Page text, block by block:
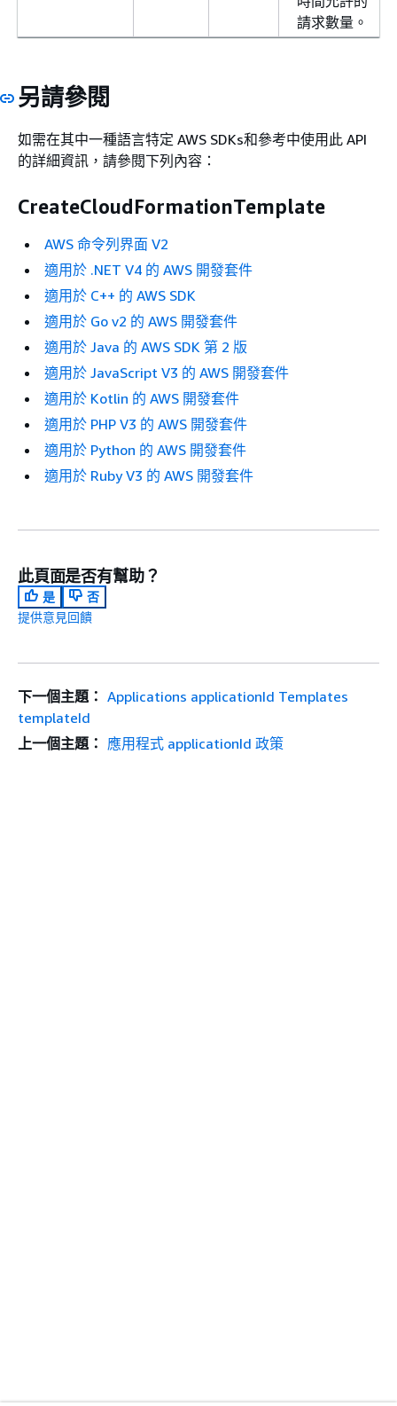
請求數量。
另請參閱
如需在其中一種語言特定 AWS SDKs和參考中使用此 API
的詳細資訊，請參閱下列內容：
CreateCloudFormationTemplate
AWS 命令列界面 V2
適用於 .NET V4 的 AWS 開發套件
適用於 C++ 的 AWS SDK
適用於 Go v2 的 AWS 開發套件
適用於 Java 的 AWS SDK 第 2 版
適用於 JavaScript V3 的 AWS 開發套件
適用於 Kotlin 的 AWS 開發套件
適用於 PHP V3 的 AWS 開發套件
適用於 Python 的 AWS 開發套件
適用於 Ruby V3 的 AWS 開發套件
此頁面是否有幫助？
是
否
提供意見回饋
下一個主題： Applications applicationId Templates
templateId
上一個主題： 應用程式 applicationId 政策